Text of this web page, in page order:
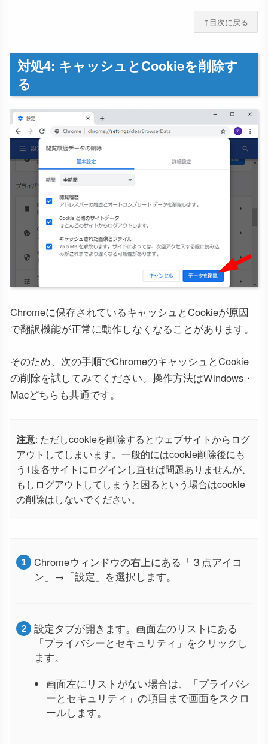
↑目次に戻る
対処4: キャッシュとCookieを削除す
る
Chromeに保存されているキャッシュとCookieが原因
で翻訳機能が正常に動作しなくなることがあります。
そのため、次の手順でChromeのキャッシュとCookie
の削除を試してみてください。操作方法はWindows・
Macどちらも共通です。
注意: ただしcookieを削除するとウェブサイトからログ
アウトしてしまいます。一般的にはcookie削除後にも
う1度各サイトにログインし直せば問題ありませんが、
もしログアウトしてしまうと困るという場合はcookie
の削除はしないでください。
Chromeウィンドウの右上にある「３点アイコ
ン」→「設定」を選択します。
設定タブが開きます。画面左のリストにある
「プライバシーとセキュリティ」をクリックし
ます。
画面左にリストがない場合は、「プライバシ
ーとセキュリティ」の項目まで画面をスクロ
ールします。